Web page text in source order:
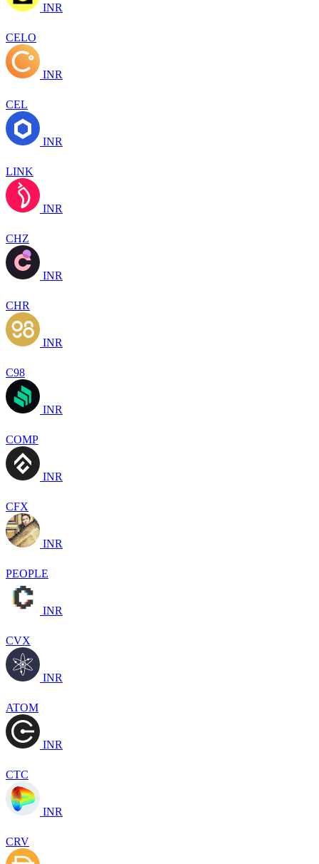
INR
CELO
INR
CEL
INR
LINK
INR
CHZ
INR
CHR
INR
C98
INR
COMP
INR
CFX
INR
PEOPLE
INR
CVX
INR
ATOM
INR
CTC
INR
CRV